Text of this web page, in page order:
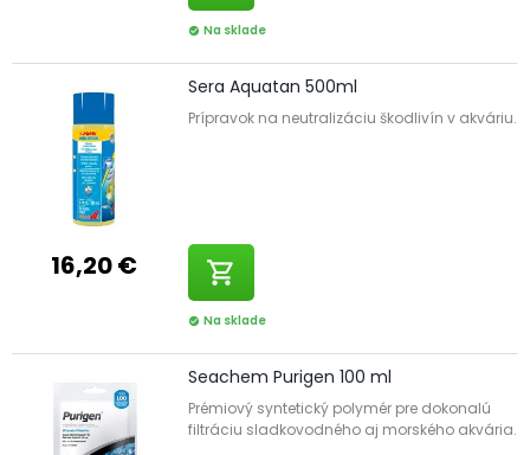
check_circle Na sklade
16,20 €
Sera Aquatan 500ml
Prípravok na neutralizáciu škodlivín v akváriu.
shopping_cart
check_circle Na sklade
Seachem Purigen 100 ml
Prémiový syntetický polymér pre dokonalú
filtráciu sladkovodného aj morského akvária.